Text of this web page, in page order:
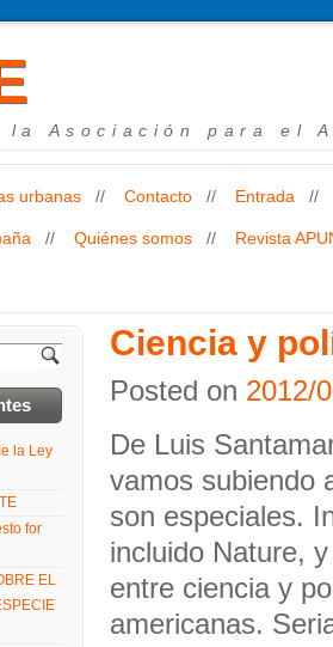
la Asociación para el
urbanas // Contacto // Entrada //
// Quiénes somos // Revista
Ciencia y
Posted on 2012/
De Luis
vamos subiendo
son especiales.
incluido Nature,
entre ciencia y
americanas.
la Ley
for
EL